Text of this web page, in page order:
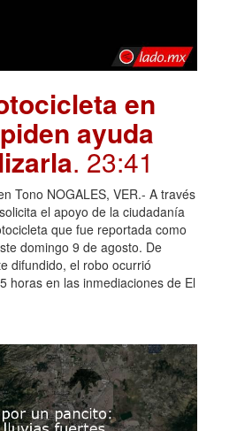
en
ayuda
. 23:41
Tono NOGALES, VER.- A través
el apoyo de la ciudadanía
que fue reportada como
domingo 9 de agosto. De
difundido, el robo ocurrió
horas en las inmediaciones de El